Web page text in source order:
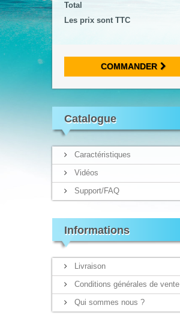
Total
Les prix sont TTC
COMMANDER
Catalogue
Caractéristiques
Vidéos
Support/FAQ
Informations
Livraison
Conditions générales de vente
Qui sommes nous ?